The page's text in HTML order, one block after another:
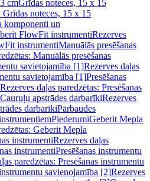
cmGrīdas noteces, 15 x 15
Grīdas noteces, 15 x 15
komponenti un
FlowFit instrumentiRezerves
instrumentiManuālās presēšanas
Manuālās presēšanas
savietojamība [1]Rezerves daļas
savietojamība [1]Presēšanas
Rezerves daļas paredzētas: Presēšanas
Cauruļu apstrādes darbarīkiRezerves
darbarīkiPārbaudes
PiederumiGeberit Mepla
Geberit Mepla
instrumentiRezerves daļas
instrumentiPresēšanas instrumentu
paredzētas: Presēšanas instrumentu
savienojamība [2]Rezerves